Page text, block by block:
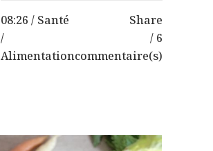
08:26 / Santé
/
Alimentation
Share
6
commentaire(s)